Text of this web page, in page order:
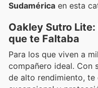
Sudamérica en esta
Oakley Sutro
que te Faltaba
Para los que viven a
compañero ideal. Con
de alto rendimiento, te